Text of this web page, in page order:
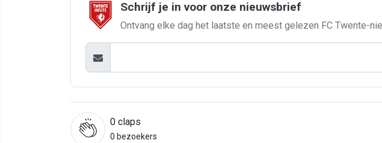
Schrijf je in voor onze nieuwsbrief
Ontvang elke dag het laatste en meest gelezen FC Twente-
0 claps
0 bezoekers